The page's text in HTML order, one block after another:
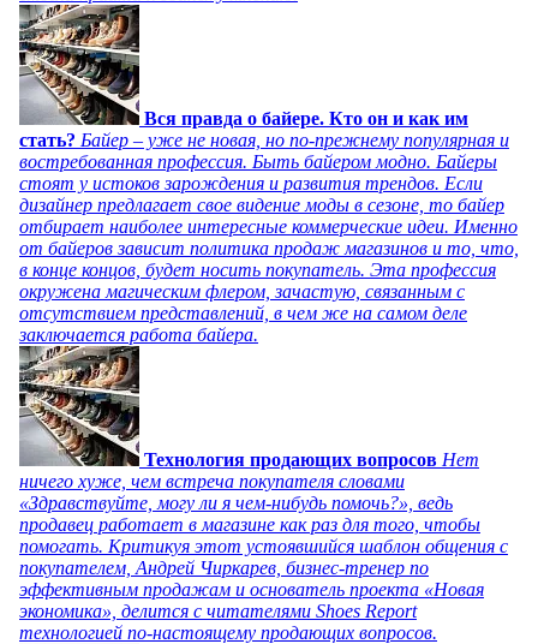
Вся правда о байере. Кто он и как им
стать? Байер – уже не новая, но по-прежнему популярная и
востребованная профессия. Быть байером модно. Байеры
стоят у истоков зарождения и развития трендов. Если
дизайнер предлагает свое видение моды в сезоне, то байер
отбирает наиболее интересные коммерческие идеи. Именно
от байеров зависит политика продаж магазинов и то, что,
в конце концов, будет носить покупатель. Эта профессия
окружена магическим флером, зачастую, связанным с
отсутствием представлений, в чем же на самом деле
заключается работа байера.
Технология продающих вопросов Нет
ничего хуже, чем встреча покупателя словами
«Здравствуйте, могу ли я чем-нибудь помочь?», ведь
продавец работает в магазине как раз для того, чтобы
помогать. Критикуя этот устоявшийся шаблон общения с
покупателем, Андрей Чиркарев, бизнес-тренер по
эффективным продажам и основатель проекта «Новая
экономика», делится с читателями Shoes Report
технологией по-настоящему продающих вопросов.